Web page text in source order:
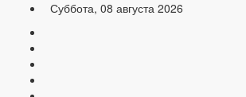
Суббота, 08 августа 2026